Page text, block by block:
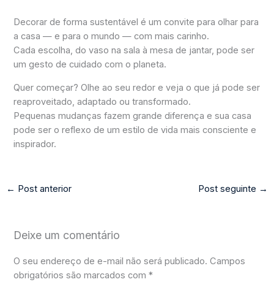
Decorar de forma sustentável é um convite para olhar para
a casa — e para o mundo — com mais carinho.
Cada escolha, do vaso na sala à mesa de jantar, pode ser
um gesto de cuidado com o planeta.
Quer começar? Olhe ao seu redor e veja o que já pode ser
reaproveitado, adaptado ou transformado.
Pequenas mudanças fazem grande diferença e sua casa
pode ser o reflexo de um estilo de vida mais consciente e
inspirador.
← Post anterior Post seguinte →
Deixe um comentário
O seu endereço de e-mail não será publicado. Campos
obrigatórios são marcados com*